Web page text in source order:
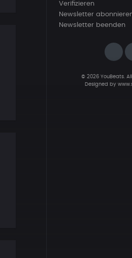
Verifizieren
Newsletter
Newsletter beenden
© 2026 YouBeats.
Designed by